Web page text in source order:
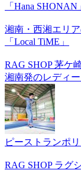
「Hana
湘南・西湘エリ
「Local TiME」
RAG SHOP 茅ケ
湘南発のレディ
ピーストランポ
RAG SHOP ラグ